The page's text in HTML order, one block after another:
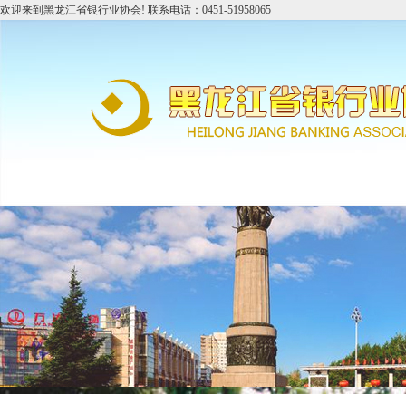
欢迎来到黑龙江省银行业协会! 联系电话：0451-51958065